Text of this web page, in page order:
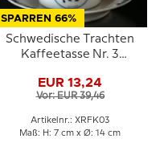
SPARREN 66%
Schwedische Trachten
Kaffeetasse Nr. 3
EUR 13,24
Vor: EUR 39,46
Artikelnr.: XRFK03
Maß: H: 7 cm x Ø: 14 cm